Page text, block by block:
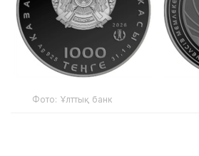
Фото: Ұлттық банк